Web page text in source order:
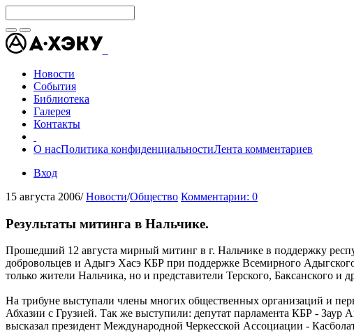
Новости
События
Библиотека
Галерея
Контакты
О насПолитика конфиденциальностиЛента комментариев
Вход
15 августа 2006/ Новости/Общество Комментарии: 0
Результаты митинга в Нальчике.
Прошедший 12 августа мирный митинг в г. Нальчике в поддержку
добровольцев и Адыгэ Хасэ КБР при поддержке Всемирного
только жители Нальчика, но и представители Терского, Баксанского и
На трибуне выступали члены многих общественных организаций и
Абхазии с Грузией. Так же выступили: депутат парламента КБР - Заур
высказал президент Международной Черкесской Ассоциации -